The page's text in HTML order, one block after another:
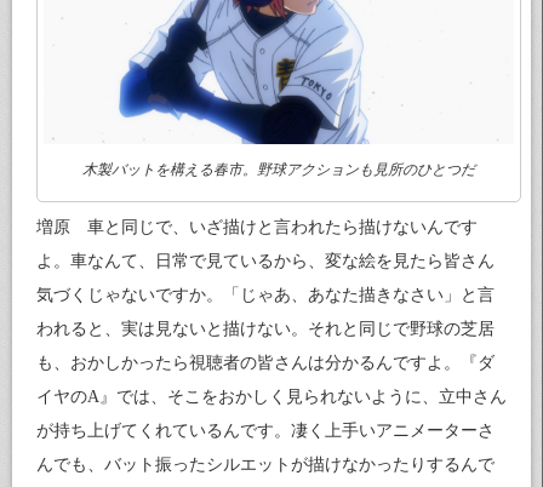
木製バットを構える春市。野球アクションも見所のひとつだ
増原 車と同じで、いざ描けと言われたら描けないんです
よ。車なんて、日常で見ているから、変な絵を見たら皆さん
気づくじゃないですか。「じゃあ、あなた描きなさい」と言
われると、実は見ないと描けない。それと同じで野球の芝居
も、おかしかったら視聴者の皆さんは分かるんですよ。『ダ
イヤのA』では、そこをおかしく見られないように、立中さん
が持ち上げてくれているんです。凄く上手いアニメーターさ
んでも、バット振ったシルエットが描けなかったりするんで